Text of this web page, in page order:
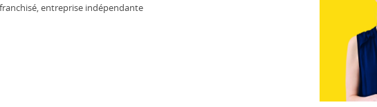
entreprise indépendante